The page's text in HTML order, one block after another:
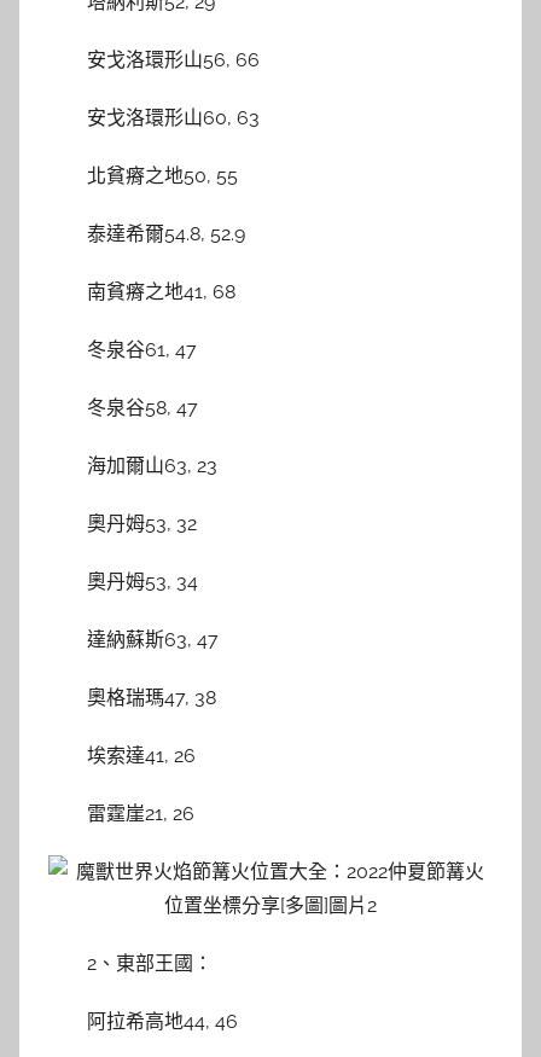
安戈洛環形山56, 66
安戈洛環形山60, 63
北貧瘠之地50, 55
泰達希爾54.8, 52.9
南貧瘠之地41, 68
冬泉谷61, 47
冬泉谷58, 47
海加爾山63, 23
奧丹姆53, 32
奧丹姆53, 34
達納蘇斯63, 47
奧格瑞瑪47, 38
埃索達41, 26
雷霆崖21, 26
2、東部王國：
阿拉希高地44, 46